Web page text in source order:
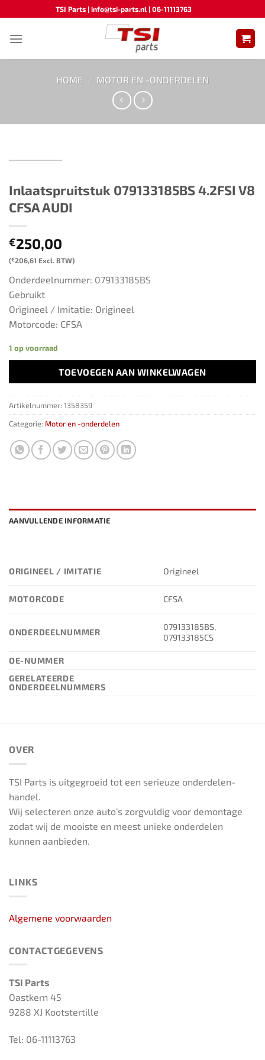
naar
inhoud
TSI Parts | info@tsi-parts.nl | 06-11113763
HOME / MOTOR EN -ONDERDELEN
Inlaatspruitstuk 079133185BS 4.2FSI V8
CFSA AUDI
€250,00
(€206,61 Excl. BTW)
Onderdeelnummer: 079133185BS
Gebruikt
Origineel / Imitatie: Origineel
Motorcode: CFSA
1 op voorraad
TOEVOEGEN AAN WINKELWAGEN
Artikelnummer: 1358359
Categorie: Motor en -onderdelen
AANVULLENDE INFORMATIE
ORIGINEEL / IMITATIE Origineel
MOTORCODE CFSA
ONDERDEELNUMMER
079133185BS,
079133185CS
OE-NUMMER
GERELATEERDE
ONDERDEELNUMMERS
OVER
TSI Parts is uitgegroeid tot een serieuze onderdelen-
handel.
Wij selecteren onze auto’s zorgvuldig voor demontage
zodat wij de mooiste en meest unieke onderdelen
kunnen aanbieden.
LINKS
Algemene voorwaarden
CONTACTGEGEVENS
TSI Parts
Oastkern 45
9288 XJ Kootstertille
Tel: 06-11113763